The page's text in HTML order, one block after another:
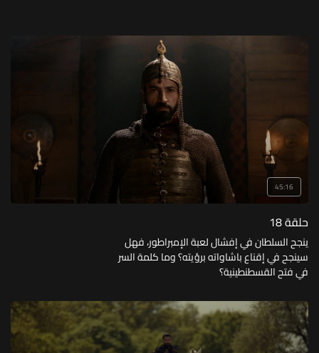
45:16
حلقة 18
ينجح السلطان في إفشال لعبة الإمبراطور، فهل
سينجح في إقناع باشاواته برؤيته؟ وما كلمة السر
في فتح القسطنطينية؟